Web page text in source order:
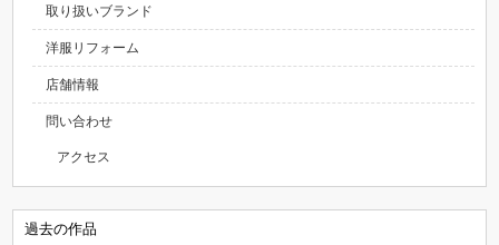
取り扱いブランド
洋服リフォーム
店舗情報
問い合わせ
アクセス
過去の作品